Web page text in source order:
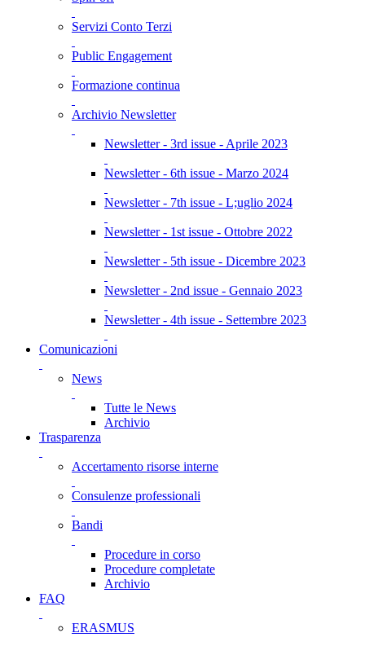
Servizi Conto Terzi
Public Engagement
Formazione continua
Archivio Newsletter
Newsletter - 3rd issue - Aprile 2023
Newsletter - 6th issue - Marzo 2024
Newsletter - 7th issue - L;uglio 2024
Newsletter - 1st issue - Ottobre 2022
Newsletter - 5th issue - Dicembre 2023
Newsletter - 2nd issue - Gennaio 2023
Newsletter - 4th issue - Settembre 2023
Comunicazioni
News
Tutte le News
Archivio
Trasparenza
Accertamento risorse interne
Consulenze professionali
Bandi
Procedure in corso
Procedure completate
Archivio
FAQ
ERASMUS